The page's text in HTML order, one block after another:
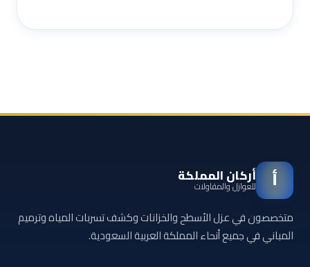
أ أركان المملكة
للعوازل والمقاولات
متخصصون في عزل الأسطح والخزانات وكشف تسربات المياه وترميم
المباني في جميع أنحاء المملكة العربية السعودية.